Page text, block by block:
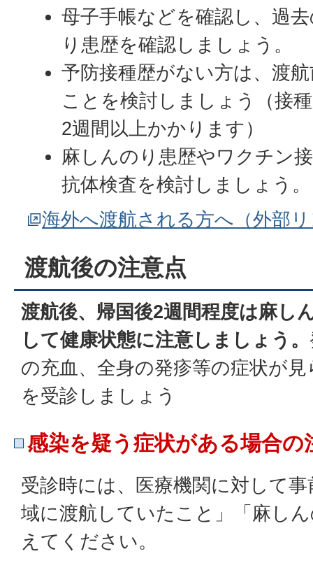
母子手帳などを確認し、過
り患歴を確認しましょう。
予防接種歴がない方は、渡
ことを検討しましょう（接
2週間以上かかります）
麻しんのり患歴やワクチン
抗体検査を検討しましょう。
海外へ渡航される方へ（外部
渡航後の注意点
渡航後、帰国後2週間程度は麻し
して健康状態に注意しましょう。
の充血、全身の発疹等の症状が
を受診しましょう
感染を疑う症状がある場合の
受診時には、医療機関に対して
域に渡航していたこと」「麻し
えてください。